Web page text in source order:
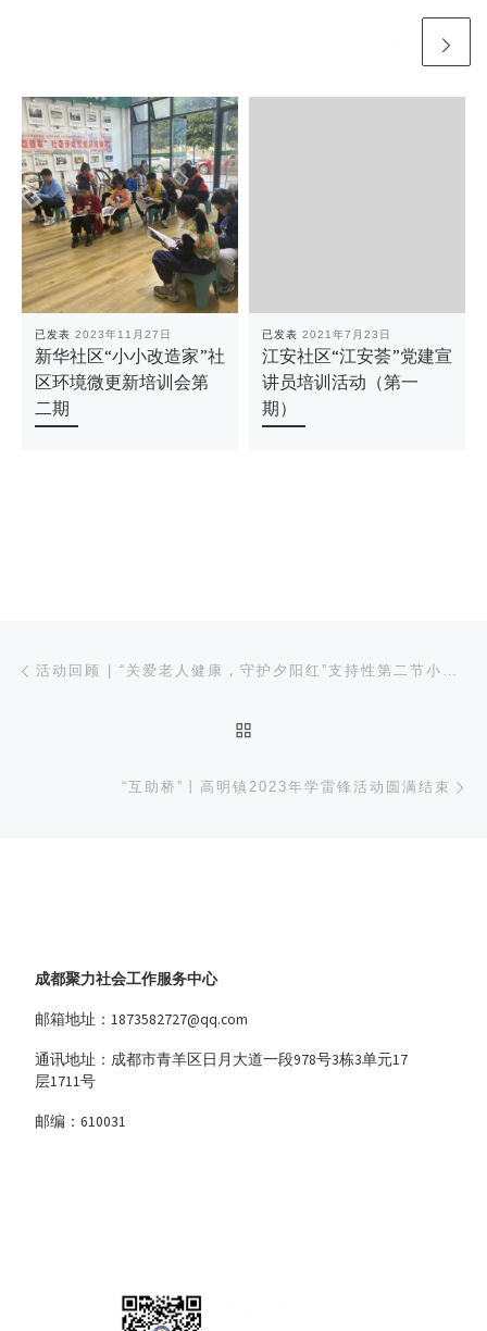
已发表 2023年11月27日
新华社区“小小改造家”社
区环境微更新培训会第
二期
已发表 2021年7月23日
江安社区“江安荟”党建宣
讲员培训活动（第一
期）
文章导航 活动回顾 | “关爱老人健康，守护夕阳红”支持性第二节小组活动
“互助桥”丨高明镇2023年学雷锋活动圆满结束
成都聚力社会工作服务中心
邮箱地址：1873582727@qq.com
通讯地址：成都市青羊区日月大道一段978号3栋3单元17
层1711号
邮编：610031